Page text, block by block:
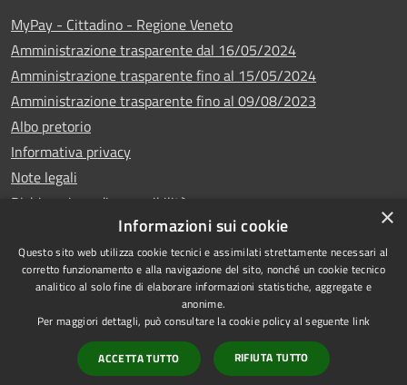
MyPay - Cittadino - Regione Veneto
Amministrazione trasparente dal 16/05/2024
Amministrazione trasparente fino al 15/05/2024
Amministrazione trasparente fino al 09/08/2023
Albo pretorio
Informativa privacy
Note legali
Dichiarazione di accessibilità
RSS
Accessibilità
Copyright © 2024
•Comune di Vigo di
Cadore• Powered
by Municipium •
×
Informazioni sui cookie
Questo sito web utilizza cookie tecnici e assimilati strettamente necessari al
corretto funzionamento e alla navigazione del sito, nonché un cookie tecnico
analitico al solo fine di elaborare informazioni statistiche, aggregate e
anonime.
Per maggiori dettagli, può consultare la cookie policy al seguente link
ACCETTA TUTTO RIFIUTA TUTTO